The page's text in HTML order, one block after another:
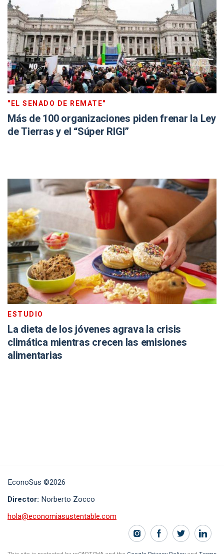
"EL SENADO DE REMATE"
Más de 100 organizaciones piden frenar la Ley
de Tierras y el “Súper RIGI”
ESTUDIO
La dieta de los jóvenes agrava la crisis
climática mientras crecen las emisiones
alimentarias
EconoSus ©2026
Director: Norberto Zocco
hola@economiasustentable.com